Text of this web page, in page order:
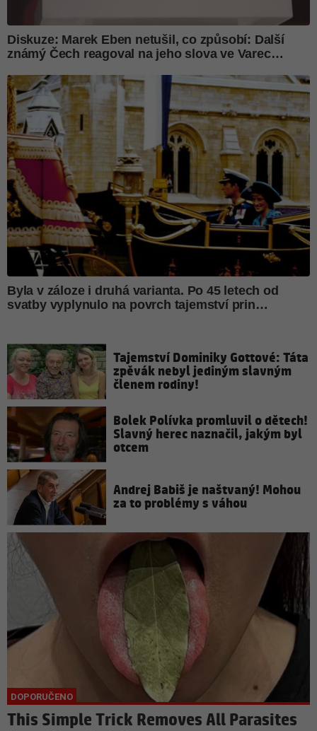
Tajemství Dominiky Gottové: Táta
zpěvák nebyl jediným slavným
členem rodiny!
Bolek Polívka promluvil o dětech!
Slavný herec naznačil, jakým byl
otcem
Andrej Babiš je naštvaný! Mohou
za to problémy s váhou
This Simple Trick Removes All Parasites